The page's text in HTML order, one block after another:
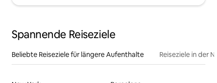
Spannende Reiseziele
Beliebte Reiseziele für längere Aufenthalte Reiseziele in der